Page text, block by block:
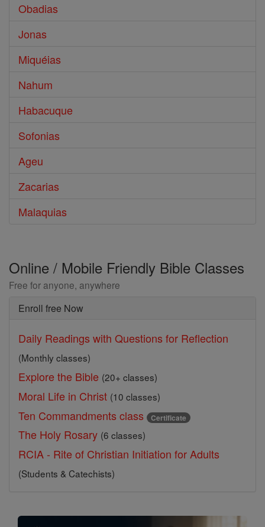
Obadias
Jonas
Miquéias
Nahum
Habacuque
Sofonias
Ageu
Zacarias
Malaquias
Online / Mobile Friendly Bible Classes
Free for anyone, anywhere
Enroll free Now
Daily Readings with Questions for Reflection
(Monthly classes)
Explore the Bible (20+ classes)
Moral Life in Christ (10 classes)
Ten Commandments class Certificate
The Holy Rosary (6 classes)
RCIA - Rite of Christian Initiation for Adults
(Students & Catechists)